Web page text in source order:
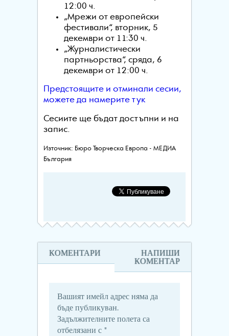
12:00 ч.
„Мрежи от европейски
фестивали“, вторник, 5
декември от 11:30 ч.
„Журналистически
партньорства“, сряда, 6
декември от 12:00 ч.
Предстоящите и отминали сесии,
можете да намерите тук
Сесиите ще бъдат достъпни и на
запис.
Източник: Бюро Творческа Европа - МЕДИА
България
КОМЕНТАРИ
НАПИШИ
КОМЕНТАР
Вашият имейл адрес няма да
бъде публикуван.
Задължителните полета са
отбелязани с *